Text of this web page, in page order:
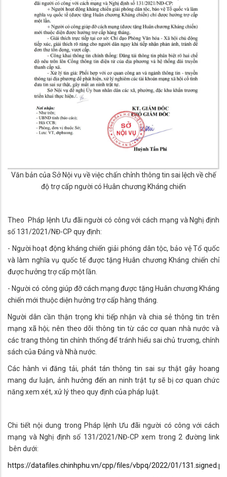
Văn bản của Sở Nội vụ về việc chấn chỉnh thông tin sai lệch về chế
độ trợ cấp người có Huân chương Kháng chiến
Theo Pháp lệnh Ưu đãi người có công với cách mạng và Nghị định
số 131/2021/NĐ-CP quy định:
- Người hoạt động kháng chiến giải phóng dân tộc, bảo vệ Tổ quốc
và làm nghĩa vụ quốc tế được tặng Huân chương Kháng chiến chỉ
được hưởng trợ cấp một lần.
- Người có công giúp đỡ cách mạng được tặng Huân chương Kháng
chiến mới thuộc diện hưởng trợ cấp hàng tháng.
Người dân cần thận trọng khi tiếp nhận và chia sẻ thông tin trên
mạng xã hội; nên theo dõi thông tin từ các cơ quan nhà nước và
các trang thông tin chính thống để tránh hiểu sai chủ trương, chính
sách của Đảng và Nhà nước.
Các hành vi đăng tải, phát tán thông tin sai sự thật gây hoang
mang dư luận, ảnh hưởng đến an ninh trật tự sẽ bị cơ quan chức
năng xem xét, xử lý theo quy định của pháp luật.
Chi tiết nội dung trong Pháp lệnh Ưu đãi người có công với cách
mạng và Nghị định số 131/2021/NĐ-CP xem trong 2 đường link
bên dưới:
https://datafiles.chinhphu.vn/cpp/files/vbpq/2022/01/